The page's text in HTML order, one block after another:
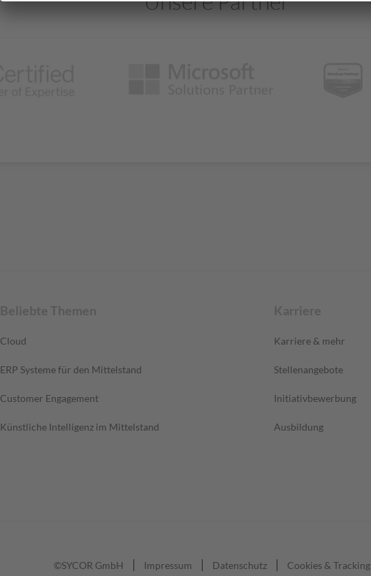
Beliebte Themen
Cloud
ERP Systeme für den Mittelstand
Customer Engagement
Künstliche Intelligenz im Mittelstand
Karriere
Karriere & mehr
Stellenangebote
Initiativbewerbung
Ausbildung
©SYCOR GmbH Impressum Datenschutz Cookies & Tracking